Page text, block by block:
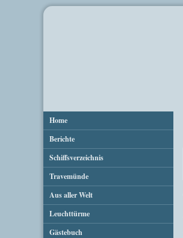
Home
Berichte
Schiffsverzeichnis
Travemünde
Aus aller Welt
Leuchttürme
Gästebuch